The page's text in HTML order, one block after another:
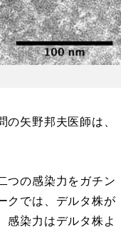
矢野邦夫医師は、
つの感染力をガチン
クでは、デルタ株が
感染力はデルタ株よ